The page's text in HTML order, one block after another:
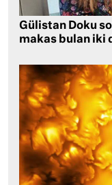
Gülistan Doku
makas bulan iki